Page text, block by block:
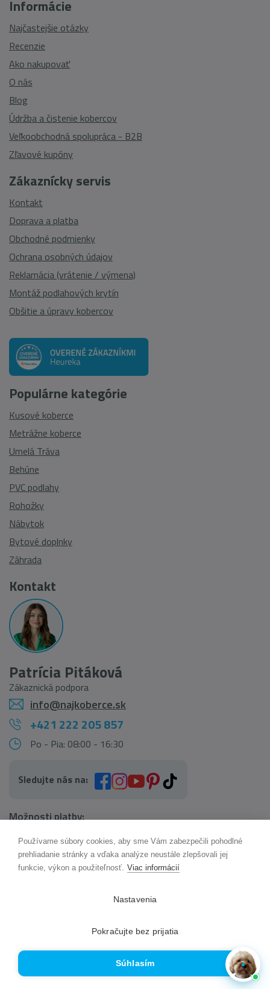
Zákaznícky servis
Kontakt
Doprava a platba
Obchodné podmienky
Ochrana osobných údajov
Reklamácia (vrátenie / výmena)
Montáž podlahových krytín
Obšitie a úpravy kobercov
Informácie
Najčastejšie otázky
Recenzie
Ako nakupovať
O nás
Blog
Údržba a čistenie kobercov
Veľkoobchodná spolupráca - B2B
Zľavové kupóny
Populárne kategórie
Kusové koberce
Metrážne koberce
Umelá Tráva
Behúne
PVC podlahy
Rohožky
Nábytok
Bytové doplnky
Záhrada
Kontakt
Patrícia Pitáková
Zákaznická podpora
info@najkoberce.sk
+421 222 205 857
Po - Pia: 08:00 - 16:30
Sledujte nás na:
Možnosti platby:
© 2017 - 2026 Najkoberce.sk | Všetky práva vyhradené
AI pomocník Maxík
Online
Používame súbory cookies, aby sme Vám zabezpečili pohodlné
prehliadanie stránky a vďaka analýze neustále zlepšovali jej
funkcie, výkon a použiteľnosť. Viac informácií
Nastavenia
Pokračujte bez prijatia
Súhlasím